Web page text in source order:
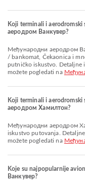
Koji terminali i
аеродром Ванкувер?
Међународни аеродром Ванкувер nudi Hotel Aerodrom, Bankarske usluge
/ bankomat, Čekaonica i
putničko iskustvo. Detaljne
možete pogledati na
Koji terminali i
аеродром Хамилтон?
Међународни аеродром Хамилтон nudi i mnoge druge pogodnosti za bolje
iskustvo putovanja.
možete pogledati na
Koje su najpopularnije
Ванкувер?